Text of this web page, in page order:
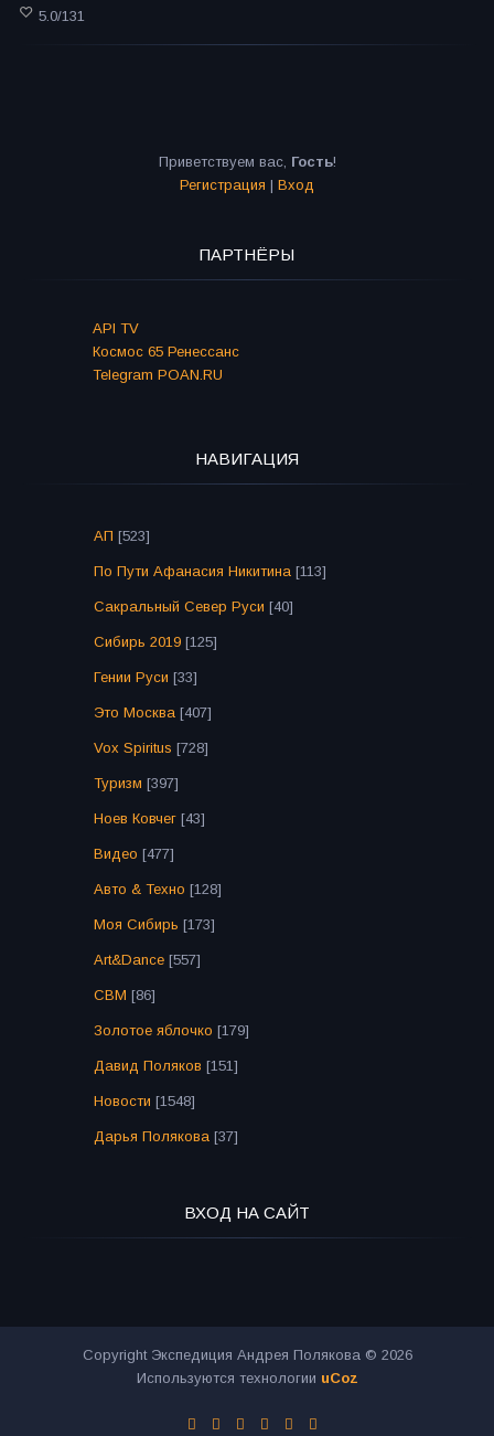
5.0/131
Приветствуем вас, Гость!
Регистрация | Вход
ПАРТНЁРЫ
API TV
Космос 65 Ренессанс
Telegram POAN.RU
НАВИГАЦИЯ
АП [523]
По Пути Афанасия Никитина [113]
Сакральный Север Руси [40]
Сибирь 2019 [125]
Гении Руси [33]
Это Москва [407]
Vox Spiritus [728]
Туризм [397]
Ноев Ковчег [43]
Видео [477]
Авто & Техно [128]
Моя Сибирь [173]
Art&Dance [557]
СВМ [86]
Золотое яблочко [179]
Давид Поляков [151]
Новости [1548]
Дарья Полякова [37]
ВХОД НА САЙТ
Copyright Экспедиция Андрея Полякова © 2026
Используются технологии uCoz